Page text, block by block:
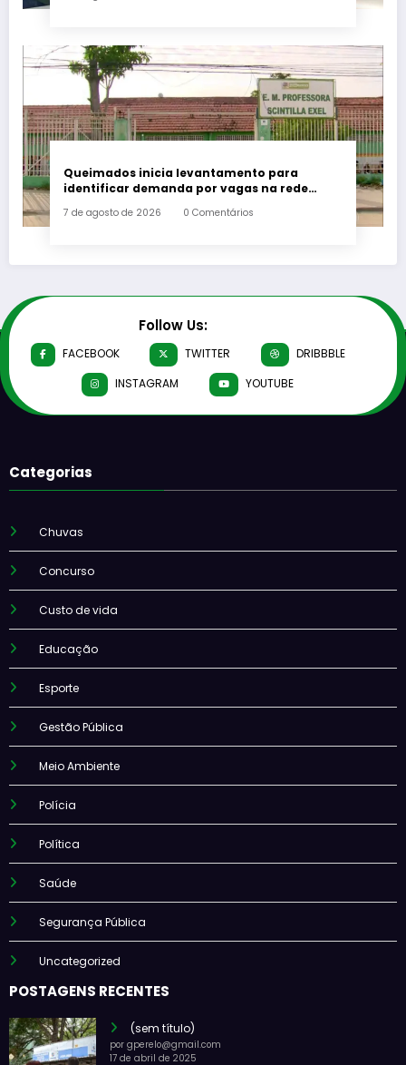
Queimados inicia levantamento para
identificar demanda por vagas na rede
7 de agosto de 2026 0 Comentários
Follow Us:
FACEBOOK TWITTER
DRIBBBLE
INSTAGRAM
YOUTUBE
Categorias
Chuvas
Concurso
Custo de vida
Educação
Esporte
Gestão Pública
Meio Ambiente
Polícia
Política
Saúde
Segurança Pública
Uncategorized
POSTAGENS RECENTES
(sem título)
por gperelo@gmail.com
17 de abril de 2025